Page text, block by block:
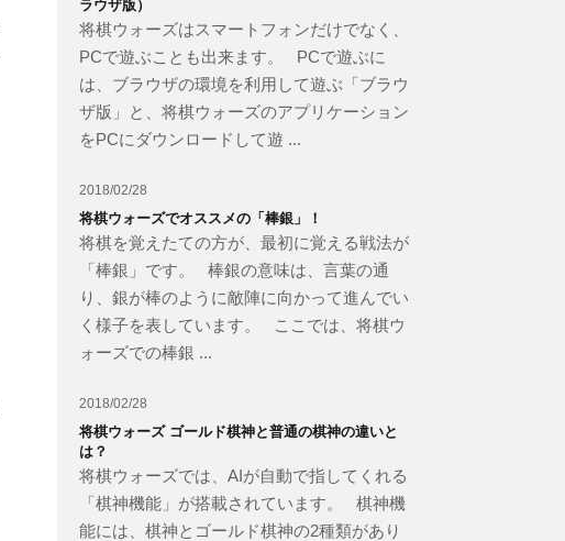
ラウザ版）
将棋ウォーズはスマートフォンだけでなく、
PCで遊ぶことも出来ます。 PCで遊ぶに
は、ブラウザの環境を利用して遊ぶ「ブラウ
ザ版」と、将棋ウォーズのアプリケーション
をPCにダウンロードして遊 ...
2018/02/28
将棋ウォーズでオススメの「棒銀」！
将棋を覚えたての方が、最初に覚える戦法が
「棒銀」です。 棒銀の意味は、言葉の通
り、銀が棒のように敵陣に向かって進んでい
く様子を表しています。 ここでは、将棋ウ
ォーズでの棒銀 ...
2018/02/28
将棋ウォーズ ゴールド棋神と普通の棋神の違いと
は？
将棋ウォーズでは、AIが自動で指してくれる
「棋神機能」が搭載されています。 棋神機
能には、棋神とゴールド棋神の2種類があり